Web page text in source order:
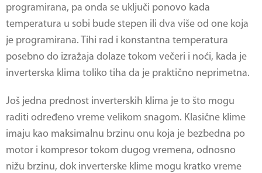
programirana, pa onda se uključi ponovo kada
temperatura u sobi bude stepen ili dva više od one koja
je programirana. Tihi rad i konstantna temperatura
posebno do izražaja dolaze tokom večeri i noći, kada je
inverterska klima toliko tiha da je praktično neprimetna.
Još jedna prednost inverterskih klima je to što mogu
raditi određeno vreme velikom snagom. Klasične klime
imaju kao maksimalnu brzinu onu koja je bezbedna po
motor i kompresor tokom dugog vremena, odnosno
nižu brzinu, dok inverterske klime mogu kratko vreme